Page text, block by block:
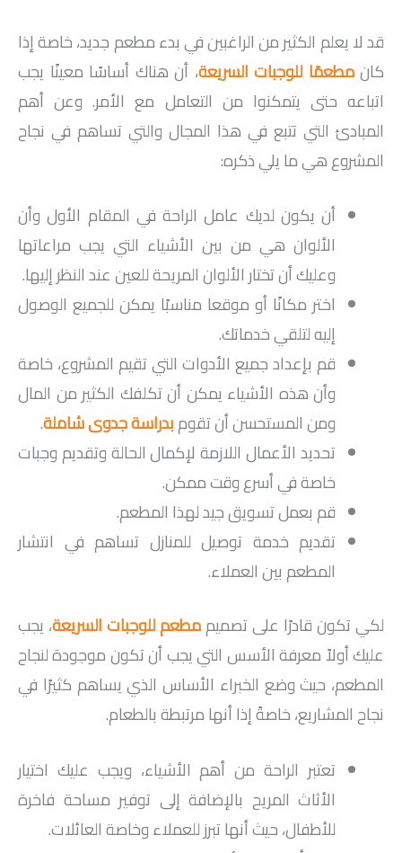
قد لا يعلم الكثير من الراغبين في بدء مطعم جديد، خاصة إذا
كانمطعمًا للوجبات السريعة، أن هناك أساسًا معينًا يجب
اتباعه حتى يتمكنوا من التعامل مع الأمر. وعن أهم
المبادئ التي تتبع في هذا المجال والتي تساهم في نجاح
المشروع هي ما يلي ذكره:
أن يكون لديك عامل الراحة في المقام الأول وأن
الألوان هي من بين الأشياء التي يجب مراعاتها
وعليك أن تختار الألوان المريحة للعين عند النظر إليها.
اختر مكانًا أو موقعا مناسبًا يمكن للجميع الوصول
إليه لتلقي خدماتك.
قم بإعداد جميع الأدوات التي تقيم المشروع، خاصة
وأن هذه الأشياء يمكن أن تكلفك الكثير من المال
ومن المستحسن أن تقومبدراسة جدوى شاملة.
تحديد الأعمال اللازمة لإكمال الحالة وتقديم وجبات
خاصة في أسرع وقت ممكن.
قم بعمل تسويق جيد لهذا المطعم.
تقديم خدمة توصيل للمنازل تساهم في انتشار
المطعم بين العملاء.
لكي تكون قادرًا على تصميممطعم للوجبات السريعة، يجب
عليك أولاً معرفة الأسس التي يجب أن تكون موجودة لنجاح
المطعم، حيث وضع الخبراء الأساس الذي يساهم كثيرًا في
نجاح المشاريع، خاصةً إذا أنها مرتبطة بالطعام.
تعتبر الراحة من أهم الأشياء، ويجب عليك اختيار
الأثاث المريح بالإضافة إلى توفير مساحة فاخرة
للأطفال، حيث أنها تبرز للعملاء وخاصة العائلات.